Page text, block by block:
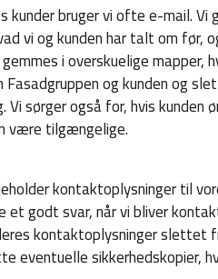
kunder bruger vi ofte e-mail. Vi
vi og kunden har talt om før,
i overskuelige mapper,
og kunden og
Vi sørger også for, hvis
være tilgængelige.
kontaktoplysninger til
et godt svar, når vi bliver
kontaktoplysninger slettet
eventuelle sikkerhedskopier,